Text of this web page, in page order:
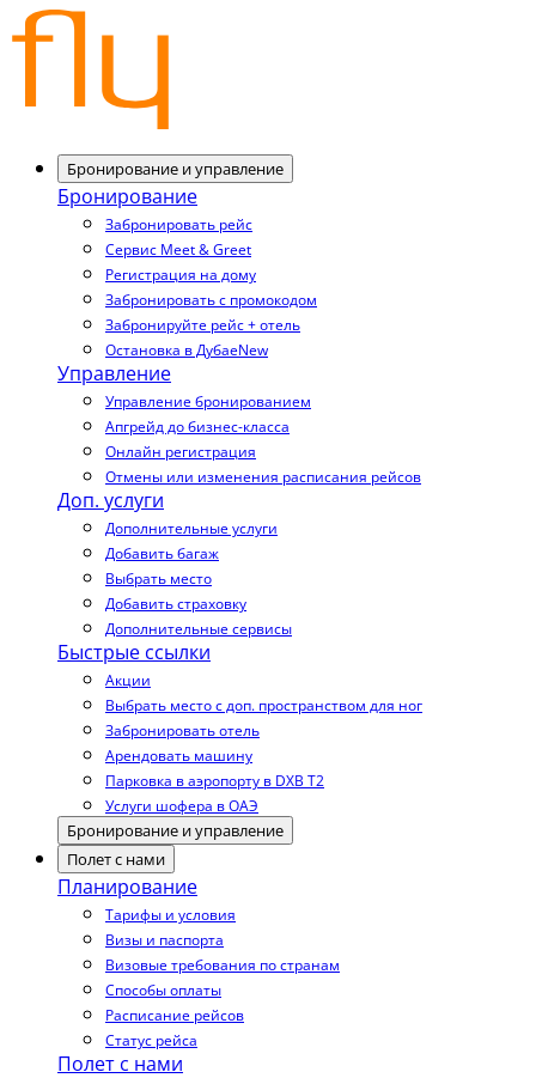
Бронирование и управление
Бронирование
Забронировать рейс
Сервис Meet & Greet
Регистрация на дому
Забронировать с промокодом
Забронируйте рейс + отель
Остановка в ДубаеNew
Управление
Управление бронированием
Апгрейд до бизнес-класса
Онлайн регистрация
Отмены или изменения расписания рейсов
Доп. услуги
Дополнительные услуги
Добавить багаж
Выбрать место
Добавить страховку
Дополнительные сервисы
Быстрые ссылки
Акции
Выбрать место с доп. пространством для ног
Забронировать отель
Арендовать машину
Парковка в аэропорту в DXB T2
Услуги шофера в ОАЭ
Бронирование и управление
Полет с нами
Планирование
Тарифы и условия
Визы и паспорта
Визовые требования по странам
Способы оплаты
Расписание рейсов
Статус рейса
Полет с нами